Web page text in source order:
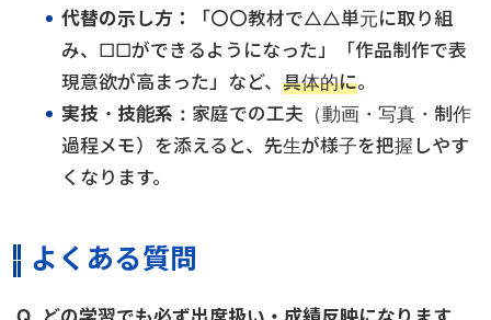
代替の示し方：
「〇〇教材で△△単元に取り組
み、□□ができるようになった」「作品制作で表
現意欲が高まった」など、具体的に。
実技・技能系： 家庭での工夫（動画・写真・制作
過程メモ）を添えると、先生が様子を把握しやす
くなります。
よくある質問